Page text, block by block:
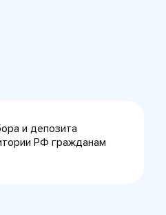
и депозита
РФ гражданам